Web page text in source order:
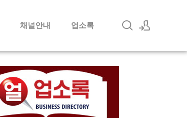
로그인
회원가입
채널안내 업소록